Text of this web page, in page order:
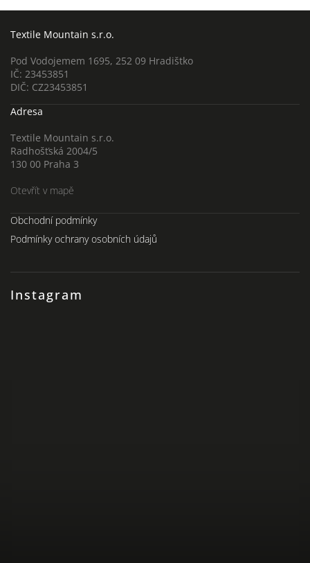
Textile Mountain s.r.o.
Pod Vodojemem 1695, 252 09 Hradištko
IČ: 23453851
DIČ: CZ23453851
Adresa
Textile Mountain s.r.o.
Radhošťská 2004/5
130 00 Praha 3
Otevřít v mapě
Instagram
Obchodní podmínky
Podmínky ochrany osobních údajů